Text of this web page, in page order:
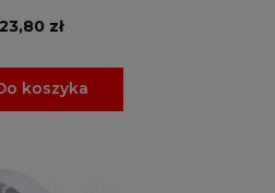
23,80 zł
koszyka